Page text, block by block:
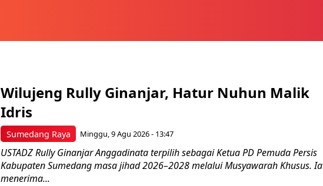
Sumedang Raya
Wilujeng Rully Ginanjar, Hatur Nuhun Malik
Idris
Minggu, 9 Agu 2026 - 13:47
USTADZ Rully Ginanjar Anggadinata terpilih sebagai Ketua PD Pemuda Persis
Kabupaten Sumedang masa jihad 2026–2028 melalui Musyawarah Khusus. Ia
menerima...